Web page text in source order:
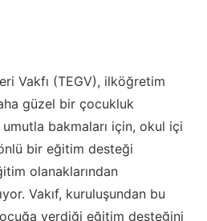
Vakfı (TEGV), ilköğretim
güzel bir çocukluk
umutla bakmaları için, okul içi
bir eğitim desteği
olanaklarından
Vakıf, kuruluşundan bu
verdiği eğitim desteğini